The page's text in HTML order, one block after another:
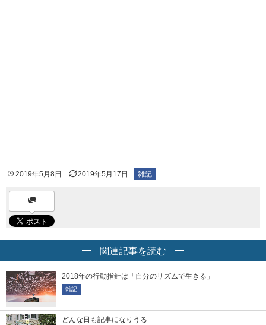
2019年5月8日 2019年5月17日 雑記
関連記事を読む
2018年の行動指針は「自分のリズムで生きる」
雑記
どんな日も記事になりうる